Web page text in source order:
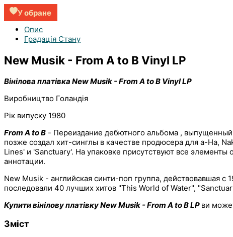
У обране
Опис
Градація Стану
New Musik - From A to B Vinyl LP
Вінілова платівка New Musik - From A to B Vinyl LP
Виробництво Голандія
Рік випуску 1980
From A to B - Переиздание дебютного альбома , выпущенный
позже создал хит-синглы в качестве продюсера для a-Ha,
Lines' и 'Sanctuary'. На упаковке присутствуют все
аннотации.
New Musik - английская синти-поп группа, действовавшая
последовали 40 лучших хитов "This World of Water",
Купити вінілову платівкуNew Musik - From A to B LP ви
Зміст